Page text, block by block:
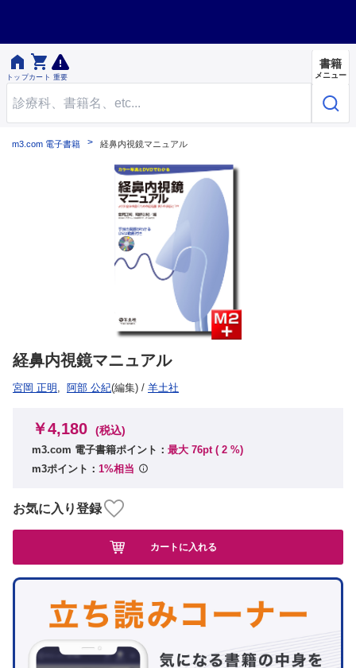

トップ

カート 重要
書籍
メニュー
m3.com 電子書籍 経鼻内視鏡マニュアル
経鼻内視鏡マニュアル
宮岡 正明 , 阿部 公紀(編集) / 羊土社
￥4,180 (税込)
m3.com 電子書籍ポイント： 最大 76pt ( 2 %)
m3ポイント： 1%相当
お気に入り登録
カートに入れる